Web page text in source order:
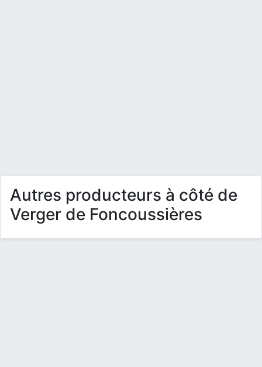
Autres producteurs à côté de
Verger de Foncoussières